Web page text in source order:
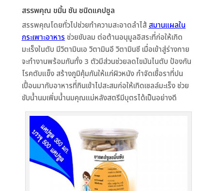
สรรพคุณ ขมิ้น ชัน ชนิดแคปซูล
สรรพคุณโดยทั่วไปช่วยทำความสะอาดลำไส้สมานแผลใน
กระเพาะอาหารช่วยขับลม ต่อต้านอนุมูลอิสระที่ก่อให้เกิด
มะเร็งในตับ มีวิตามินเอ วิตามินอี วิตามินซี เมื่อเข้าสู่ร่างกาย
จะทำงานพร้อมกันทั้ง 3 ตัวมีส่วนช่วยลดไขมันไนตับ ป้องกัน
โรคตับแข็ง สร้างภูมิคุ้มกันให้แก่ผิวหนัง กำจัดเชื้อราที่ปน
เปื้อนมากับอาหารที่กินเข้าไปสะสมก่อให้เกิดเซลล์มะเร็ง ช่วย
ขับน้ำนมเพิ่มน้ำนมคุณแม่หลังสตรีมีบุตรได้เป็นอย่างดี